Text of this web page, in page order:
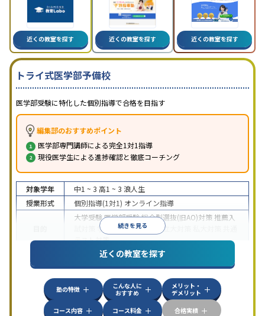
近くの教室を探す 近くの教室を探す 近くの教室を探す
トライ式医学部予備校
医学部受験に特化した個別指導で合格を目指す
編集部のおすすめポイント
医学部専門講師による完全1対1指導
現役医学生による進捗確認と徹底コーチング
続きを見る
対象学年 中1 ~ 3 高1 ~ 3 浪人生
授業形式
個別指導(1対1) オンライン指導
大学受験医学部受験総合型選抜(旧AO)対策推薦入
学校別特化対策 国公立大対策
テスト対策
特徴
中高一貫校生に対応授業の振替可能
オンライン対応1科目から受講可能季節講習の
みの受講可自習室あり
近くの教室を探す
塾の特徴
こんな人に
おすすめ
メリット・
デメリット
コース内容
コース料金 合格実績